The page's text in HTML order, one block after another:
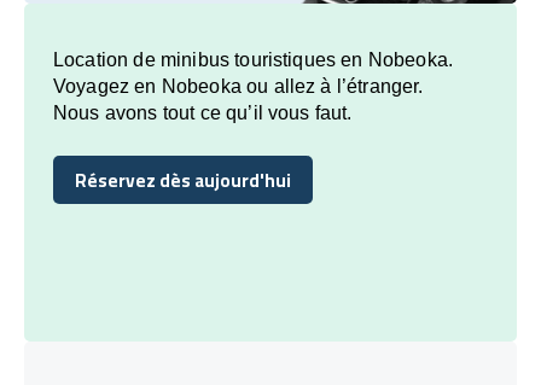
Location de minibus touristiques en Nobeoka.
Voyagez en Nobeoka ou allez à l’étranger.
Nous avons tout ce qu’il vous faut.
Réservez dès aujourd'hui
Réservez dès aujourd'hui